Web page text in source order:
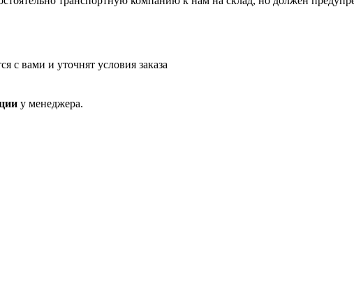
с вами и уточнят условия заказа
у менеджера.